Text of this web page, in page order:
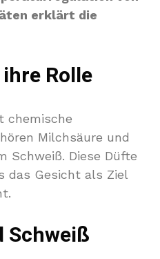
erklärt die
Rolle
chemische
Milchsäure und
Schweiß. Diese Düfte
das Gesicht als Ziel